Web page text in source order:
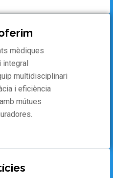
mèdiques
integral
multidisciplinari
i eficiència
mútues